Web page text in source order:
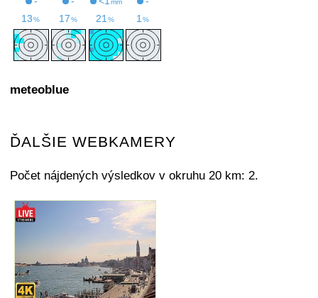
meteoblue
ĎALŠIE WEBKAMERY
Počet nájdených výsledkov v okruhu 20 km: 2.